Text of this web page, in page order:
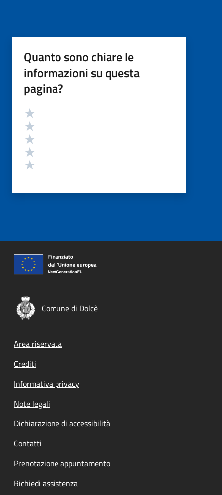
Quanto sono chiare le
informazioni su questa
pagina?
Valutazione
Comune di Dolcè
Footer menu
Area riservata
Crediti
Informativa privacy
Note legali
Dichiarazione di accessibilità
Contatti
Prenotazione appuntamento
Richiedi assistenza